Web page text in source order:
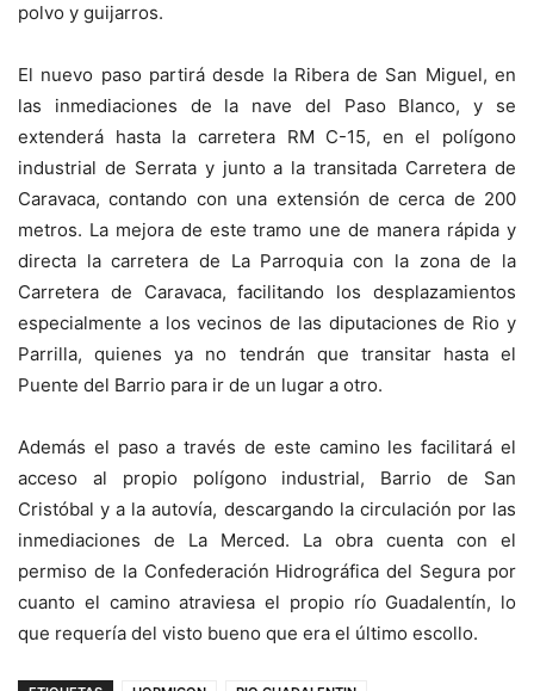
polvo y guijarros.
El nuevo paso partirá desde la Ribera de San Miguel, en
las inmediaciones de la nave del Paso Blanco, y se
extenderá hasta la carretera RM C-15, en el polígono
industrial de Serrata y junto a la transitada Carretera de
Caravaca, contando con una extensión de cerca de 200
metros. La mejora de este tramo une de manera rápida y
directa la carretera de La Parroquia con la zona de la
Carretera de Caravaca, facilitando los desplazamientos
especialmente a los vecinos de las diputaciones de Rio y
Parrilla, quienes ya no tendrán que transitar hasta el
Puente del Barrio para ir de un lugar a otro.
Además el paso a través de este camino les facilitará el
acceso al propio polígono industrial, Barrio de San
Cristóbal y a la autovía, descargando la circulación por las
inmediaciones de La Merced. La obra cuenta con el
permiso de la Confederación Hidrográfica del Segura por
cuanto el camino atraviesa el propio río Guadalentín, lo
que requería del visto bueno que era el último escollo.